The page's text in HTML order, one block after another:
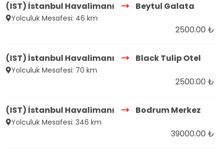
(IST) İstanbul Havalimanı Beytul Galata
Yolculuk Mesafesi: 46 km
2500.00 ₺
(IST) İstanbul Havalimanı Black Tulip Otel
Yolculuk Mesafesi: 70 km
2500.00 ₺
(IST) İstanbul Havalimanı Bodrum Merkez
Yolculuk Mesafesi: 346 km
39000.00 ₺